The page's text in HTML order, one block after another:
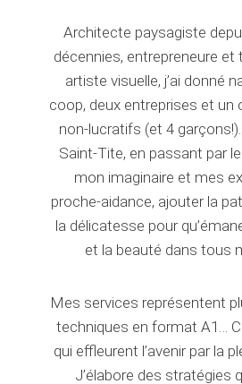
Architecte paysagiste
décennies, entrepreneure
artiste visuelle, j’ai donné
coop, deux entreprises et un
non-lucratifs (et 4
Saint-Tite, en passant par
mon imaginaire et mes
proche-aidance, ajouter la
la délicatesse pour
et la beauté dans tous
Mes services représentent
techniques en format A1…
qui effleurent l’avenir par la
J’élabore des stratégies